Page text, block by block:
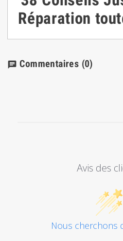
Réparation
chat Commentaires (0)
Avis des
Nous cherchons